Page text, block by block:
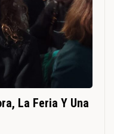
La Feria Y Una